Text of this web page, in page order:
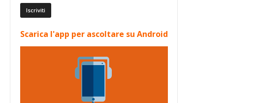
Scarica l'app per ascoltare su Android